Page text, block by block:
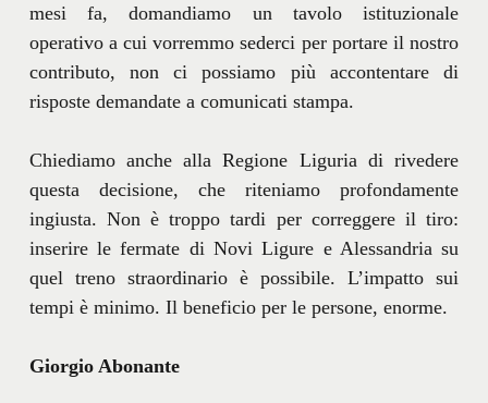
mesi fa, domandiamo un tavolo istituzionale
operativo a cui vorremmo sederci per portare il nostro
contributo, non ci possiamo più accontentare di
risposte demandate a comunicati stampa.
Chiediamo anche alla Regione Liguria di rivedere
questa decisione, che riteniamo profondamente
ingiusta. Non è troppo tardi per correggere il tiro:
inserire le fermate di Novi Ligure e Alessandria su
quel treno straordinario è possibile. L’impatto sui
tempi è minimo. Il beneficio per le persone, enorme.
Giorgio Abonante